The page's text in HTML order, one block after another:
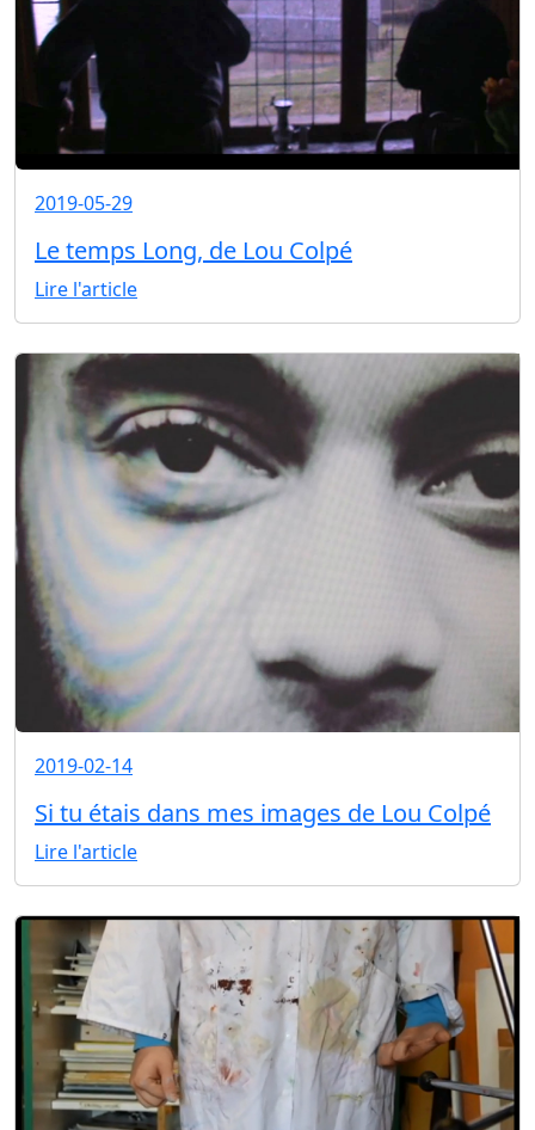
2019-05-29
Le temps Long, de Lou Colpé
Lire l'article
2019-02-14
Si tu étais dans mes images de Lou Colpé
Lire l'article